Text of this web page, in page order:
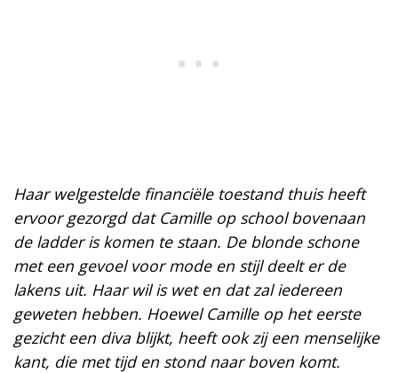
Haar welgestelde financiële toestand thuis heeft
ervoor gezorgd dat Camille op school bovenaan
de ladder is komen te staan. De blonde schone
met een gevoel voor mode en stijl deelt er de
lakens uit. Haar wil is wet en dat zal iedereen
geweten hebben. Hoewel Camille op het eerste
gezicht een diva blijkt, heeft ook zij een menselijke
kant, die met tijd en stond naar boven komt.